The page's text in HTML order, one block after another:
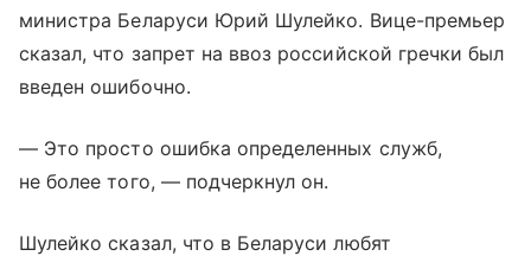
министра Беларуси Юрий Шулейко. Вице-премьер
сказал, что запрет на ввоз российской гречки был
введен ошибочно.
— Это просто ошибка определенных служб,
не более того, — подчеркнул он.
Шулейко сказал, что в Беларуси любят